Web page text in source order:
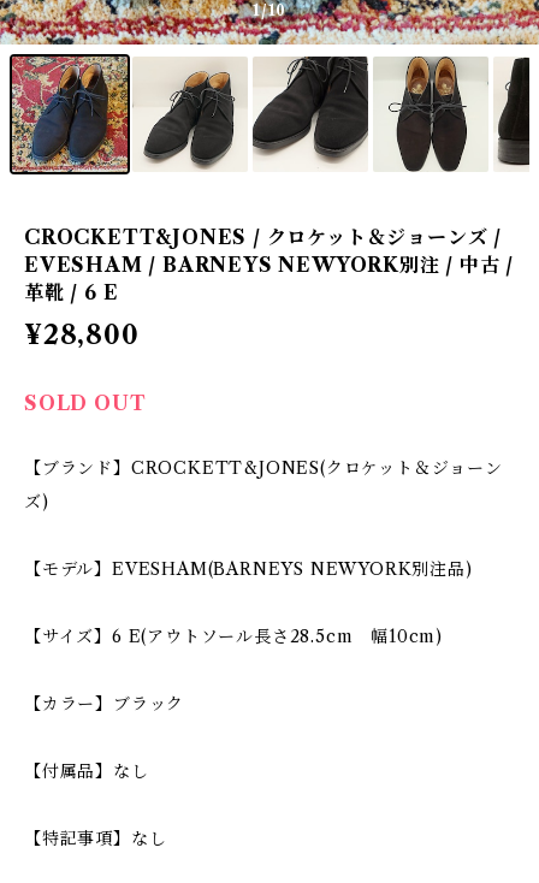
1/10
CROCKETT&JONES / クロケット＆ジョーンズ /
EVESHAM / BARNEYS NEWYORK別注 / 中古 /
革靴 / 6 E
¥28,800
SOLD OUT
【ブランド】CROCKETT&JONES(クロケット＆ジョーン
ズ)
【モデル】EVESHAM(BARNEYS NEWYORK別注品)
【サイズ】6 E(アウトソール長さ28.5cm 幅10cm)
【カラー】ブラック
【付属品】なし
【特記事項】なし